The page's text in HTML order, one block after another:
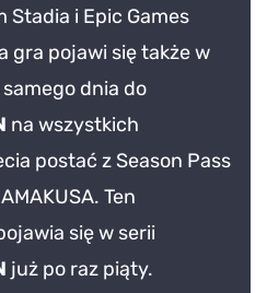
Stadia i Epic Games
gra pojawi się także w
dnia do
na wszystkich
postać z Season Pass
Ten
się w serii
już po raz piąty.